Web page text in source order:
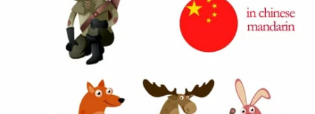
男裝 化妝保養 情趣用品
電子/紙本書
HOT